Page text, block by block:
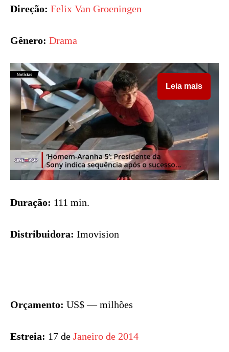
Direção: Felix Van Groeningen
Gênero: Drama
Leia mais
Duração: 111 min.
Distribuidora: Imovision
Orçamento: US$ — milhões
Estreia: 17 de Janeiro de 2014